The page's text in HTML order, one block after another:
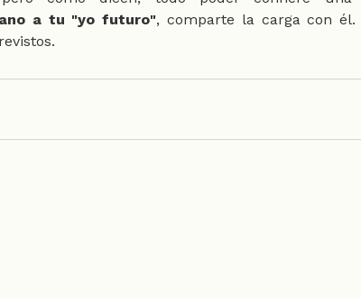
a tu "yo futuro", comparte la carga con él.